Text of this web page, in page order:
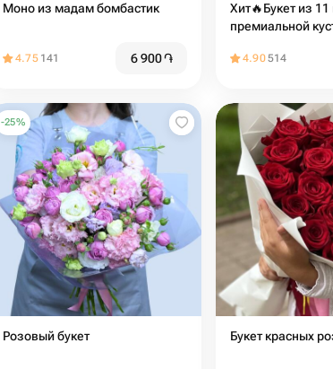
Моно из мадам бомбастик
4.75 141 6 900֏
Хит🔥Букет из 11
премиальной
4.90514
-25%
Розовый букет Букет красных